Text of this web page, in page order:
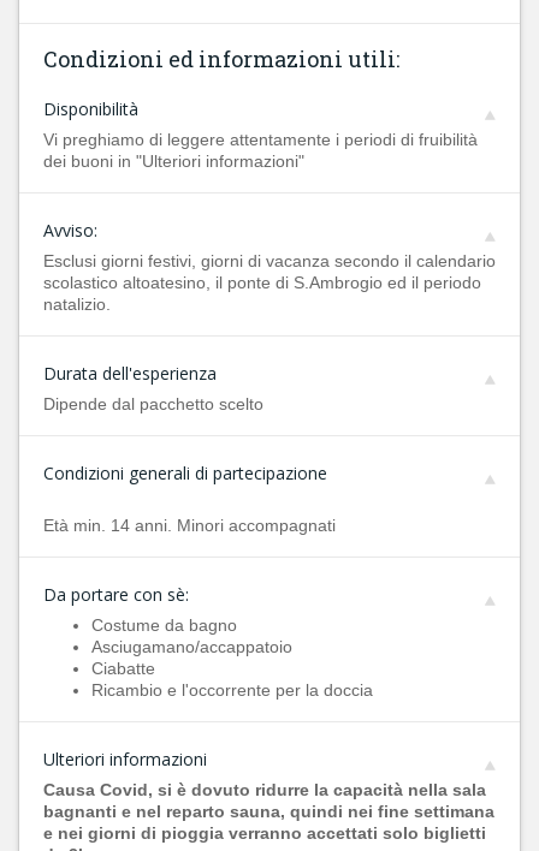
Condizioni ed informazioni utili:
Disponibilità
Vi preghiamo di leggere attentamente i periodi di fruibilità
dei buoni in "Ulteriori informazioni"
Avviso:
Esclusi giorni festivi, giorni di vacanza secondo il calendario
scolastico altoatesino, il ponte di S.Ambrogio ed il periodo
natalizio.
Durata dell'esperienza
Dipende dal pacchetto scelto
Condizioni generali di partecipazione
Età min. 14 anni. Minori accompagnati
Da portare con sè:
Costume da bagno
Asciugamano/accappatoio
Ciabatte
Ricambio e l'occorrente per la doccia
Ulteriori informazioni
Causa Covid, si è dovuto ridurre la capacità nella sala
bagnanti e nel reparto sauna, quindi nei fine settimana
e nei giorni di pioggia verranno accettati solo biglietti